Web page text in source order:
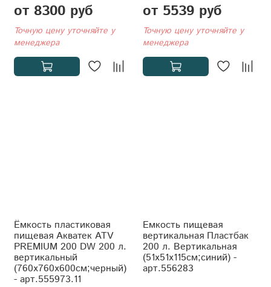
от 8300 руб
Точную цену уточняйте у
менеджера
от 5539 руб
Точную цену уточняйте у
менеджера
Ёмкость пластиковая
пищевая Акватек ATV
PREMIUM 200 DW 200 л.
вертикальный
(760x760x600см;черный)
- арт.555973.11
Емкость пищевая
вертикальная Пластбак
200 л. Вертикальная
(51x51x115см;синий) -
арт.556283